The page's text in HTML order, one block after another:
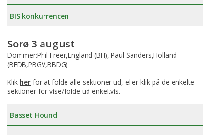
BIS konkurrencen
Sorø 3 august
Dommer:Phil Freer,England (BH), Paul Sanders,Holland
(BFDB,PBGV,BBDG)
Klik her for at folde alle sektioner ud, eller klik på de enkelte
sektioner for vise/folde ud enkeltvis.
Basset Hound